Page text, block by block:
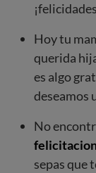
Hoy tu
querida
es algo
deseamos
No
sepas que